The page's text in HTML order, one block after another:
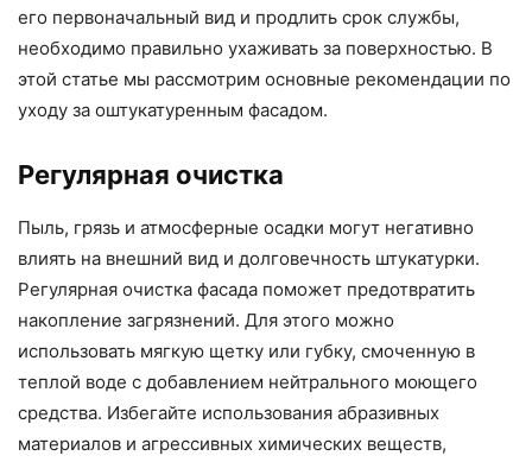
его первоначальный вид и продлить срок службы,
необходимо правильно ухаживать за поверхностью. В
этой статье мы рассмотрим основные рекомендации по
уходу за оштукатуренным фасадом.
Регулярная очистка
Пыль, грязь и атмосферные осадки могут негативно
влиять на внешний вид и долговечность штукатурки.
Регулярная очистка фасада поможет предотвратить
накопление загрязнений. Для этого можно
использовать мягкую щетку или губку, смоченную в
теплой воде с добавлением нейтрального моющего
средства. Избегайте использования абразивных
материалов и агрессивных химических веществ,